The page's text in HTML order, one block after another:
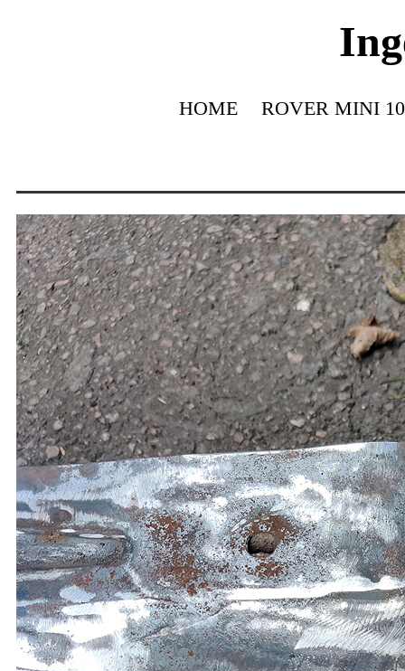
HOME ROVER MINI